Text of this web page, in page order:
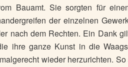
Bauamt. Sie sorgten für
der einzelnen
nach dem Rechten. Ein Dank
ihre ganze Kunst in die
wieder herzurichten.